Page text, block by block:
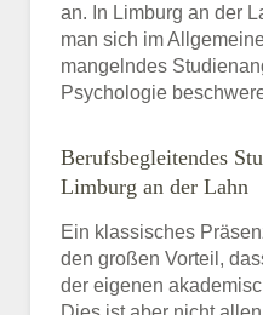
an. In Limburg an der
man sich im
mangelndes
Psychologie
Berufsbegleitendes
Limburg an der Lahn
Ein klassisches
den großen Vorteil,
der eigenen